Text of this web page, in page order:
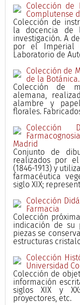
Colección de
Complutense
Colección de
la docencia de
investigación. A
por el Imperial
Laboratorio de
Colección de
de la
Colección de
alemana,
alambre y
florales.
Colección
Madrid
Conjunto de
realizados por
(1846-1913) y
farmacéutica
siglo XIX;
Colección
Farmacia
Colección
indicación de su
piezas se
estructuras
Colección
Universidad
Colección de
información
siglos XIX y
proyectores, etc.